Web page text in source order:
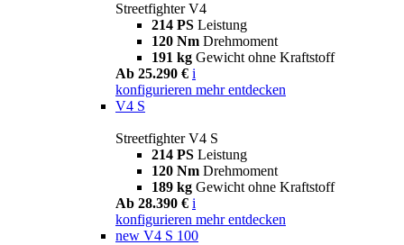
Streetfighter V4
214 PS Leistung
120 Nm Drehmoment
191 kg Gewicht ohne Kraftstoff
Ab 25.290 € i
konfigurieren mehr entdecken
V4 S
Streetfighter V4 S
214 PS Leistung
120 Nm Drehmoment
189 kg Gewicht ohne Kraftstoff
Ab 28.390 € i
konfigurieren mehr entdecken
new V4 S 100